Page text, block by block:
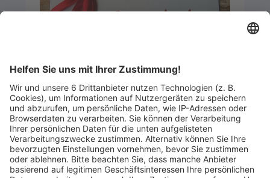
Artikel-ID: 2518
Warengutschein über 150 Euro
Greinwald Sport-Extra